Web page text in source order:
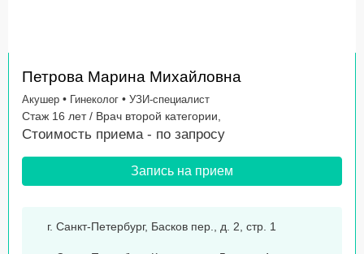
Петрова Марина Михайловна
Акушер • Гинеколог • УЗИ-специалист
Стаж 16 лет / Врач второй категории,
Стоимость приема - по запросу
Запись на прием
г. Санкт-Петербург, Басков пер., д. 2, стр. 1